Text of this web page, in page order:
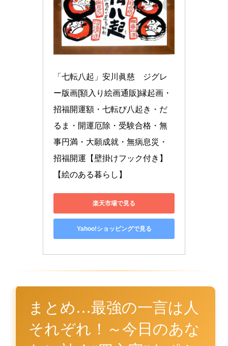
「七転八起」安川眞慈　ジグレ
ー版画[額入り絵画通販]縁起画・
招福開運額・七転び八起き・だ
るま・開運厄除・受験合格・無
事円満・大願成就・無病息災・
招福開運【壁掛けフック付き】
【絵のある暮らし】
楽天市場で見る
Yahoo!ショッピングで見る
まとめ…最強の一言は人
それぞれ！～今日のあな